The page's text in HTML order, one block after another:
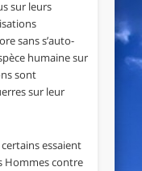
sur leurs
sans s’auto-
humaine sur
sont
sur leur
essaient
Hommes contre